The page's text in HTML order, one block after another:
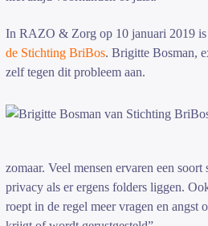
In RAZO & Zorg op 10 januari 2019 is
de Stichting BriBos. Brigitte Bosman,
zelf tegen dit probleem aan.
zomaar. Veel mensen ervaren een
privacy als er ergens folders liggen.
roept in de regel meer vragen en angst